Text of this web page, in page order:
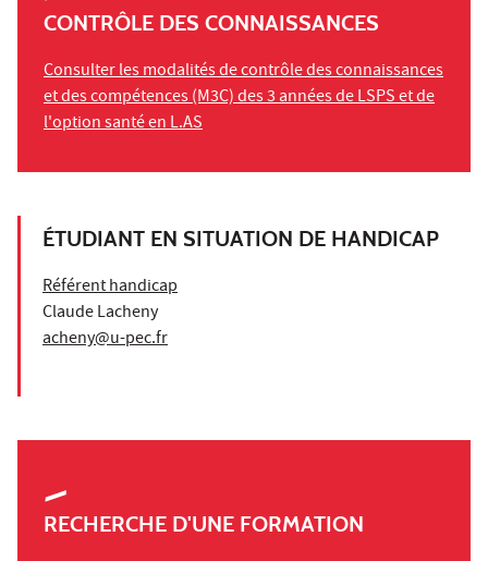
CONTRÔLE DES CONNAISSANCES
Consulter les modalités de contrôle des connaissances
et des compétences (M3C) des 3 années de LSPS et de
l'option santé en L.AS
ÉTUDIANT EN SITUATION DE HANDICAP
Référent handicap
Claude Lacheny
acheny@u-pec.fr
RECHERCHE D'UNE FORMATION